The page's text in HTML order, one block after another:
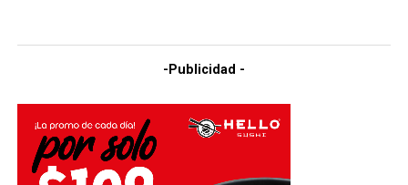
-Publicidad -